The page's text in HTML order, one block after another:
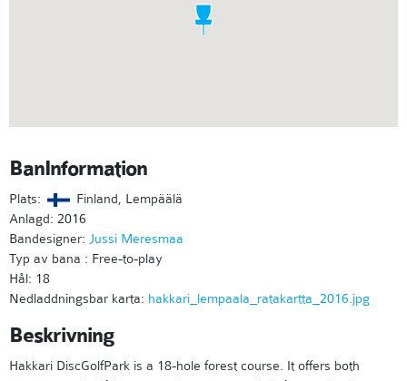
BanInformation
Plats:
Finland, Lempäälä
Anlagd: 2016
Bandesigner: Jussi Meresmaa
Typ av bana : Free-to-play
Hål: 18
Nedladdningsbar karta: hakkari_lempaala_ratakartta_2016.jpg
Beskrivning
Hakkari DiscGolfPark is a 18-hole forest course. It offers both